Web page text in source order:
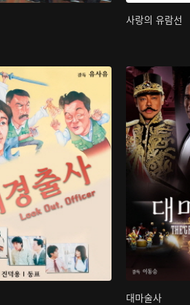
사랑의 유람선
대마술사